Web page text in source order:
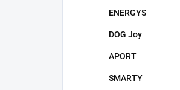
ENERGYS
DOG Joy
APORT
SMARTY